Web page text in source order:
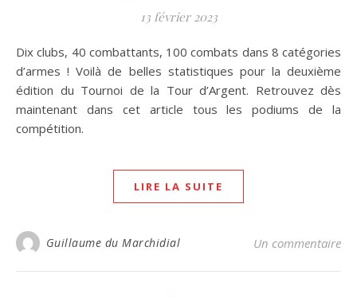
13 février 2023
Dix clubs, 40 combattants, 100 combats dans 8 catégories
d’armes ! Voilà de belles statistiques pour la deuxième
édition du Tournoi de la Tour d’Argent. Retrouvez dès
maintenant dans cet article tous les podiums de la
compétition.
LIRE LA SUITE
Guillaume du Marchidial Un commentaire